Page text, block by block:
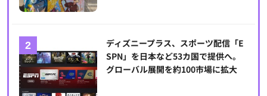
ディズニープラス、スポーツ配信「E
SPN」を日本など53カ国で提供へ。
グローバル展開を約100市場に拡大